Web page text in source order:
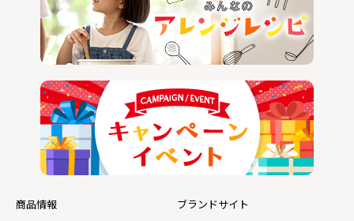
商品情報
ブランドサイト